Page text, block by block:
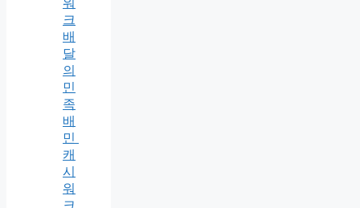
워
크
배
달
의
민
족
배
민
캐
시
워
크